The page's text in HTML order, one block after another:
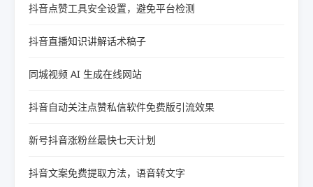
抖音点赞工具安全设置，避免平台检测
抖音直播知识讲解话术稿子
同城视频 AI 生成在线网站
抖音自动关注点赞私信软件免费版引流效果
新号抖音涨粉丝最快七天计划
抖音文案免费提取方法，语音转文字